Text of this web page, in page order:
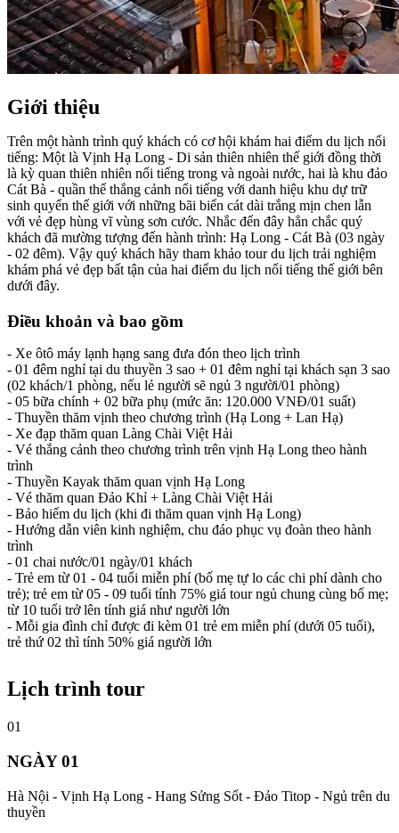
Giới thiệu
Trên một hành trình quý khách có cơ hội khám hai điểm du lịch nổi
tiếng: Một là Vịnh Hạ Long - Di sản thiên nhiên thế giới đồng thời
là kỳ quan thiên nhiên nổi tiếng trong và ngoài nước, hai là khu đảo
Cát Bà - quần thể thắng cảnh nổi tiếng với danh hiệu khu dự trữ
sinh quyển thế giới với những bãi biển cát dài trắng mịn chen lẫn
với vẻ đẹp hùng vĩ vùng sơn cước. Nhắc đến đây hẳn chắc quý
khách đã mường tượng đến hành trình: Hạ Long - Cát Bà (03 ngày
- 02 đêm). Vậy quý khách hãy tham khảo tour du lịch trải nghiệm
khám phá vẻ đẹp bất tận của hai điểm du lịch nổi tiếng thế giới bên
dưới đây.
Điều khoản và bao gồm
- Xe ôtô máy lạnh hạng sang đưa đón theo lịch trình
- 01 đêm nghỉ tại du thuyền 3 sao + 01 đêm nghỉ tại khách sạn 3 sao
(02 khách/1 phòng, nếu lẻ người sẽ ngủ 3 người/01 phòng)
- 05 bữa chính + 02 bữa phụ (mức ăn: 120.000 VNĐ/01 suất)
- Thuyền thăm vịnh theo chương trình (Hạ Long + Lan Hạ)
- Xe đạp thăm quan Làng Chài Việt Hải
- Vé thắng cảnh theo chương trình trên vịnh Hạ Long theo hành
trình
- Thuyền Kayak thăm quan vịnh Hạ Long
- Vé thăm quan Đảo Khỉ + Làng Chài Việt Hải
- Bảo hiểm du lịch (khi đi thăm quan vịnh Hạ Long)
- Hướng dẫn viên kinh nghiệm, chu đáo phục vụ đoàn theo hành
trình
- 01 chai nước/01 ngày/01 khách
- Trẻ em từ 01 - 04 tuổi miễn phí (bố mẹ tự lo các chi phí dành cho
trẻ); trẻ em từ 05 - 09 tuổi tính 75% giá tour ngủ chung cùng bố mẹ;
từ 10 tuổi trở lên tính giá như người lớn
- Mỗi gia đình chỉ được đi kèm 01 trẻ em miễn phí (dưới 05 tuổi),
trẻ thứ 02 thì tính 50% giá người lớn
Lịch trình tour
01
NGÀY 01
Hà Nội - Vịnh Hạ Long - Hang Sửng Sốt - Đảo Titop - Ngủ trên du
thuyền